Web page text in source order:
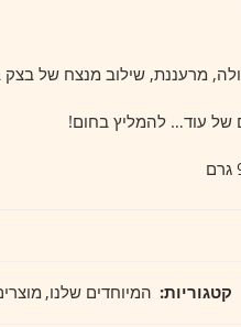
מרעננת, שילוב מנצח של
של עוד… להמליץ בחום!
קטגוריות: המיוחדים שלנו,